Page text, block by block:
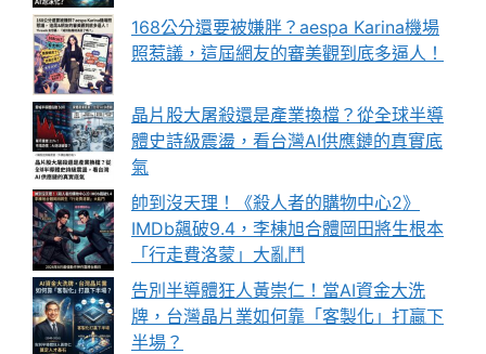
168公分還要被嫌胖？aespa Karina機場
照惹議，這屆網友的審美觀到底多逼人！
晶片股大屠殺還是產業換檔？從全球半導
體史詩級震盪，看台灣AI供應鏈的真實底
氣
帥到沒天理！《殺人者的購物中心2》
IMDb飆破9.4，李棟旭合體岡田將生根本
「行走費洛蒙」大亂鬥
告別半導體狂人黃崇仁！當AI資金大洗
牌，台灣晶片業如何靠「客製化」打贏下
半場？